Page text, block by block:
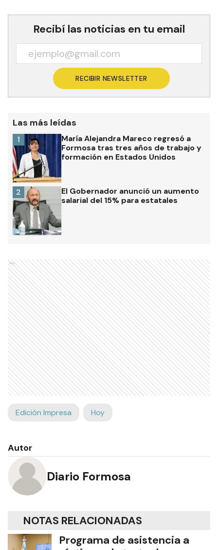
Recibí las noticias en tu email
RECIBIR NEWSLETTER
Las más leídas
María Alejandra Mareco regresó a
Formosa tras tres años de trabajo y
formación en Estados Unidos
1
El Gobernador anunció un aumento
salarial del 15% para estatales
2
Ads
Edición Impresa Hoy
Autor
Diario Formosa
NOTAS RELACIONADAS
Programa de asistencia a